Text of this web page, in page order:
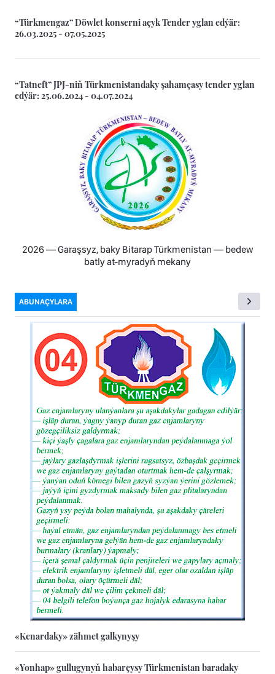
“Türkmengaz” Döwlet konserni açyk Tender yglan edýär:
26.03.2025 - 07.05.2025
“Tatneft” JPJ-niň Türkmenistandaky şahamçasy tender yglan
edýär: 25.06.2024 - 04.07.2024
2026 — Garaşsyz, baky Bitarap Türkmenistan — bedew
batly at-myradyň mekany
ABUNAÇYLARA
«Kenardaky» zähmet galkynyşy
«Yonhap» gullugynyň habarçysy Türkmenistan baradaky